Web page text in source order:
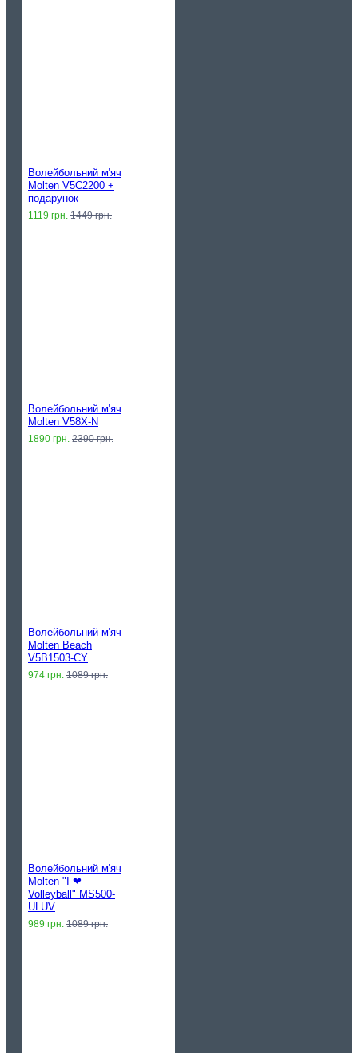
Волейбольний м'яч
Molten V5C2200 +
подарунок
1119 грн. 1449 грн.
Волейбольний м'яч
Molten V58X-N
1890 грн. 2390 грн.
Волейбольний м'яч
Molten Beach
V5B1503-CY
974 грн. 1089 грн.
Волейбольний м'яч
Molten "I ❤︎
Volleyball" MS500-
ULUV
989 грн. 1089 грн.